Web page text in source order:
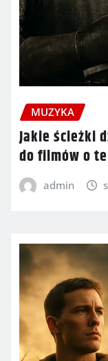
MUZYKA
Jakie ścieżki
do filmów o
admin